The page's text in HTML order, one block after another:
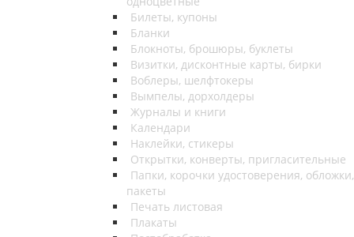
Билеты, купоны
Бланки
Блокноты, брошюры, буклеты
Визитки, дисконтные карты, бирки
Воблеры, шелфтокеры
Вымпелы, дорхолдеры
Журналы и книги
Календари
Наклейки, стикеры
Открытки, конверты, пригласительные
Папки, корочки удостоверения, обложки,
пакеты
Печать листовая
Плакаты